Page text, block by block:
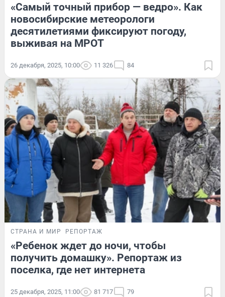
«Самый точный прибор — ведро». Как
новосибирские метеорологи
десятилетиями фиксируют погоду,
выживая на МРОТ
26 декабря, 2025, 10:00 11 326 84
СТРАНА И МИР РЕПОРТАЖ
«Ребенок ждет до ночи, чтобы
получить домашку». Репортаж из
поселка, где нет интернета
25 декабря, 2025, 11:00 81 717 79